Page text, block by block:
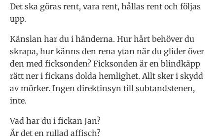
Det ska göras rent, vara rent, hållas rent och följas
upp.
Känslan har du i händerna. Hur hårt behöver du
skrapa, hur känns den rena ytan när du glider över
den med ficksonden? Ficksonden är en blindkäpp
rätt ner i fickans dolda hemlighet. Allt sker i skydd
av mörker. Ingen direktinsyn till subtandstenen,
inte.
Vad har du i fickan Jan?
Är det en rullad affisch?